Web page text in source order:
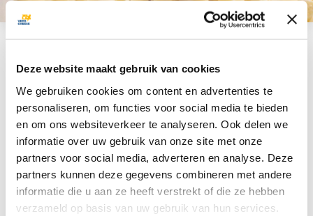
Deze website maakt gebruik van cookies
We gebruiken cookies om content en advertenties te
personaliseren, om functies voor social media te bieden
en om ons websiteverkeer te analyseren. Ook delen we
informatie over uw gebruik van onze site met onze
partners voor social media, adverteren en analyse. Deze
partners kunnen deze gegevens combineren met andere
informatie die u aan ze heeft verstrekt of die ze hebben
verzameld op basis van uw gebruik van hun services.
Weitere Informationen
Möchten Sie mehr
über dieses Produkt
erfahren?
Sie können sich direkt an unser Verkaufsteam wenden, um